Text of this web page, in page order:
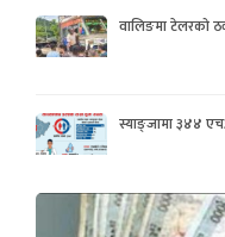
वालिङमा टेलरको
स्याङ्जामा ३४४